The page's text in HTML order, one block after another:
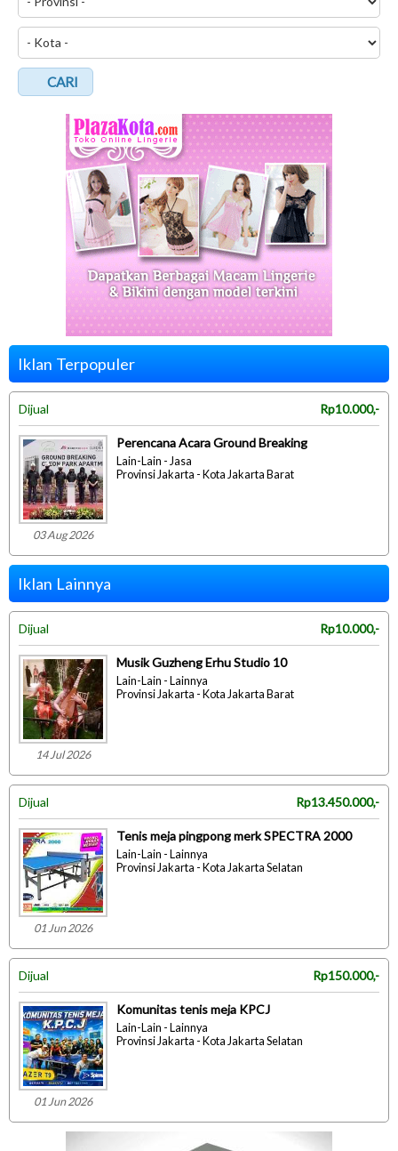
CARI
Iklan Terpopuler
Dijual Rp10.000,-
03 Aug 2026
Perencana Acara Ground Breaking
Lain-Lain - Jasa
Provinsi Jakarta - Kota Jakarta Barat
Iklan Lainnya
Dijual Rp10.000,-
14 Jul 2026
Musik Guzheng Erhu Studio 10
Lain-Lain - Lainnya
Provinsi Jakarta - Kota Jakarta Barat
Dijual Rp13.450.000,-
01 Jun 2026
Tenis meja pingpong merk SPECTRA 2000
Lain-Lain - Lainnya
Provinsi Jakarta - Kota Jakarta Selatan
Dijual Rp150.000,-
01 Jun 2026
Komunitas tenis meja KPCJ
Lain-Lain - Lainnya
Provinsi Jakarta - Kota Jakarta Selatan